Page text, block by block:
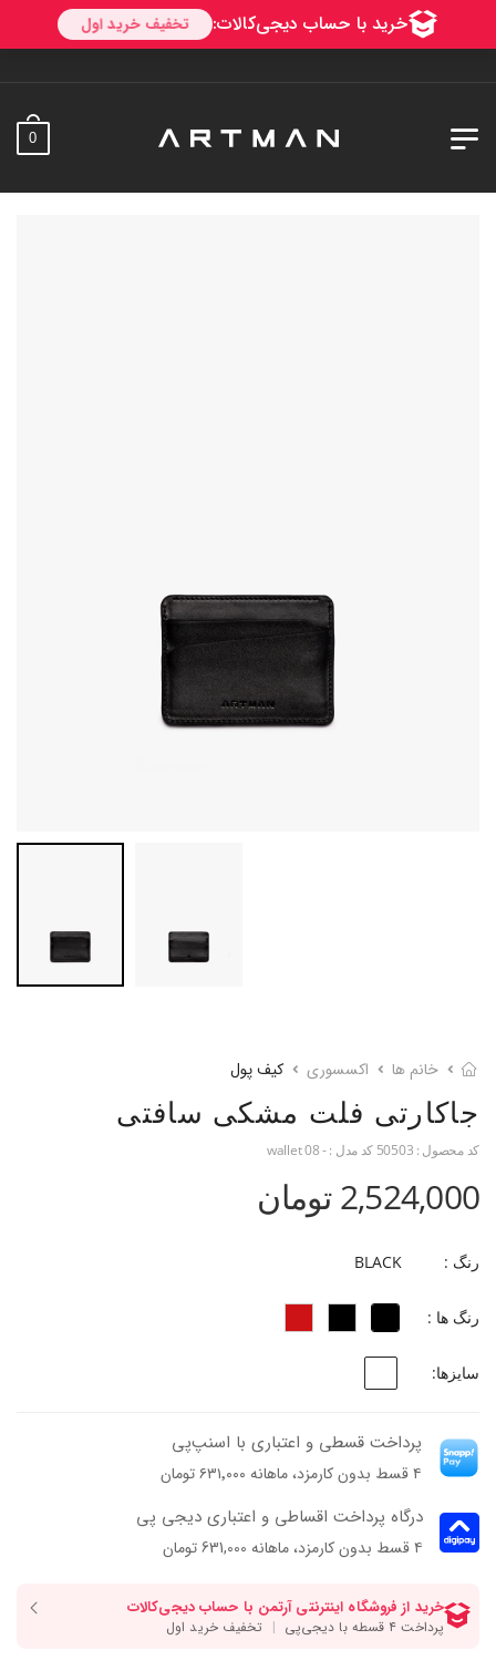
0
خانم ها اکسسوری کیف پول
جاکارتی فلت مشکی سافتی
کد محصول : 50503 کد مدل :- wallet 08
2,524,000 تومان
رنگ : BLACK
رنگ ها :
سایزها:
پرداخت قسطی و اعتباری با اسنپ‌پی
۴ قسط بدون کارمزد، ماهانه ۶۳۱٬۰۰۰ تومان
درگاه پرداخت اقساطی و اعتباری دیجی پی
۴ قسط بدون کارمزد، ماهانه 631,000 تومان